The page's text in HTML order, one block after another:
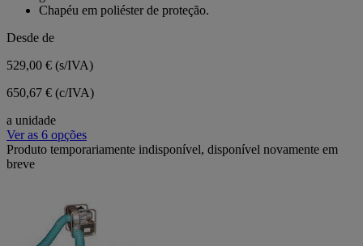
Chapéu em poliéster de proteção.
Desde de
529,00 € (s/IVA)
650,67 € (c/IVA)
a unidade
Ver as 6 opções
Produto temporariamente indisponível, disponível novamente em
breve